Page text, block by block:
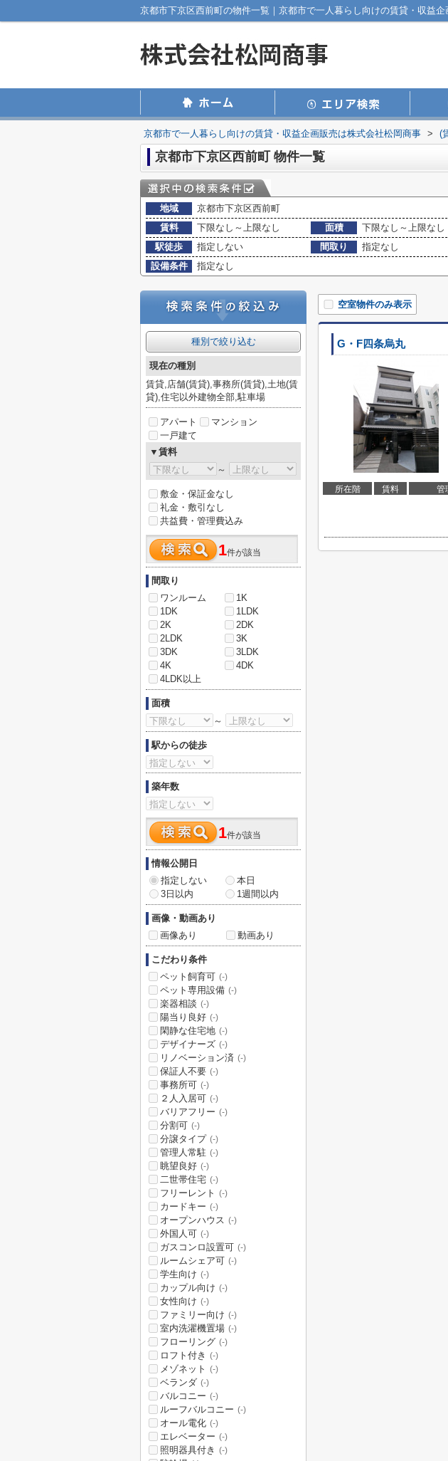
京都市下京区西前町の物件一覧｜京都市で一人暮らし向けの賃貸・収益
京都市で一人暮らし向けの賃貸・収益企画販売は株式会社松岡商事 > (
京都市下京区西前町 物件一覧
地域
京都市下京区西前町
賃料
下限なし～上限なし 面積 下限なし～上限なし
駅徒歩
指定しない 間取り
指定なし
設備条件
指定なし
空室物件のみ表示
G・F四条烏丸
所在階 賃料 管
種別で絞り込む
現在の種別
賃貸,店舗(賃貸),事務所(賃貸),土地(賃
貸),住宅以外建物全部,駐車場
アパート
マンション
一戸建て
▼賃料
～
敷金・保証金なし
礼金・敷引なし
共益費・管理費込み
1件が該当
間取り
ワンルーム
1K
1DK
1LDK
2K
2DK
2LDK
3K
3DK
3LDK
4K
4DK
4LDK以上
面積
～
駅からの徒歩
築年数
1件が該当
情報公開日
指定しない
本日
3日以内
1週間以内
画像・動画あり
画像あり
動画あり
こだわり条件
ペット飼育可 (-)
ペット専用設備 (-)
楽器相談 (-)
陽当り良好 (-)
閑静な住宅地 (-)
デザイナーズ (-)
リノベーション済 (-)
保証人不要 (-)
事務所可 (-)
２人入居可 (-)
バリアフリー (-)
分割可 (-)
分譲タイプ (-)
管理人常駐 (-)
眺望良好 (-)
二世帯住宅 (-)
フリーレント (-)
カードキー (-)
オープンハウス (-)
外国人可 (-)
ガスコンロ設置可 (-)
ルームシェア可 (-)
学生向け (-)
カップル向け (-)
女性向け (-)
ファミリー向け (-)
室内洗濯機置場 (-)
フローリング (-)
ロフト付き (-)
メゾネット (-)
ベランダ (-)
バルコニー (-)
ルーフバルコニー (-)
オール電化 (-)
エレベーター (-)
照明器具付き (-)